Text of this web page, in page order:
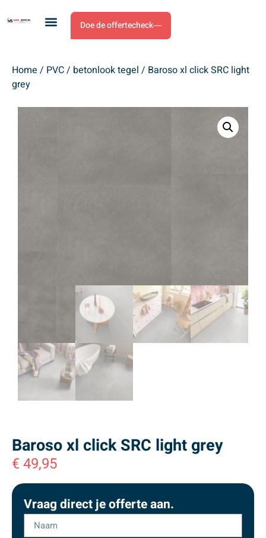
Doe de offertecheck
Home / PVC/ betonlook tegel / Baroso xl click SRC light
grey
Baroso xl click SRC light grey
€49,95
Vraag direct je offerte aan.